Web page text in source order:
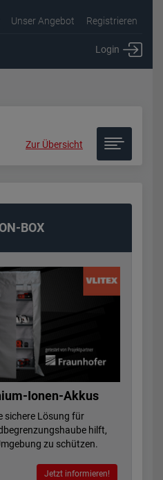
Unser Angebot Registrieren
Login
Zur Übersicht
BOX
Ionen-Akkus
sichere Lösung für
hilft,
zu schützen.
Jetzt informieren!